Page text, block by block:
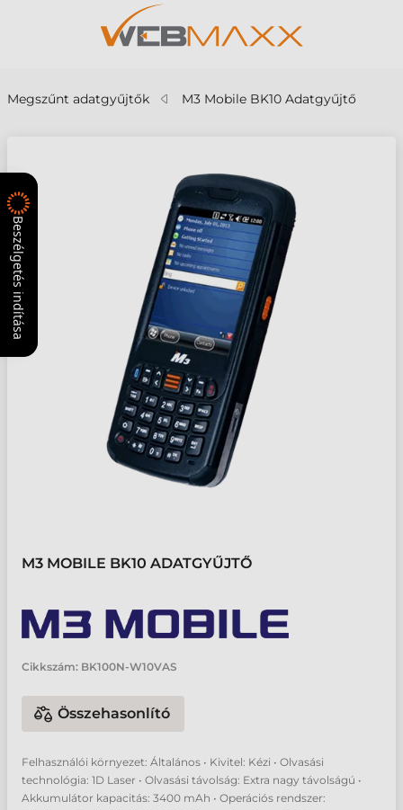
Megszűnt adatgyűjtők M3 Mobile BK10 Adatgyűjtő
M3 MOBILE BK10 ADATGYŰJTŐ
Cikkszám: BK100N-W10VAS
Összehasonlító
Felhasználói környezet: Általános • Kivitel: Kézi • Olvasási
technológia: 1D Laser • Olvasási távolság: Extra nagy távolságú •
Akkumulátor kapacitás: 3400 mAh • Operációs rendszer:
Beszélgetés indítása